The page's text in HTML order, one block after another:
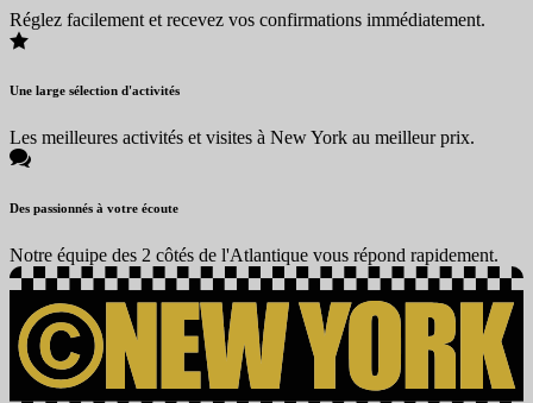
Réglez facilement et recevez vos confirmations immédiatement.
Une large sélection d'activités
Les meilleures activités et visites à New York au meilleur prix.
Des passionnés à votre écoute
Notre équipe des 2 côtés de l'Atlantique vous répond rapidement.